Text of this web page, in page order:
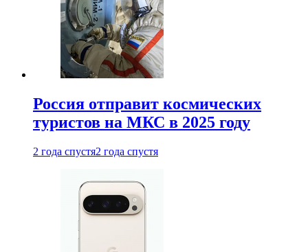
Россия отправит космических
туристов на МКС в 2025 году
2 года спустя2 года спустя